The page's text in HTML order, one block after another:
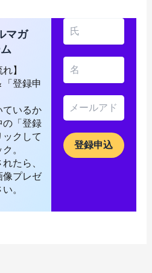
マガ
】
登録申
いるか
の「登録
クして
。
たら、
像プレゼ
。